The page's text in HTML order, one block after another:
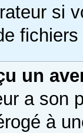
si
un
a son
à